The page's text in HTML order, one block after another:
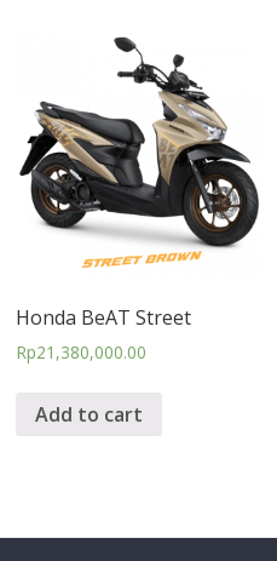
Honda BeAT Street
Rp21,380,000.00
Add to cart